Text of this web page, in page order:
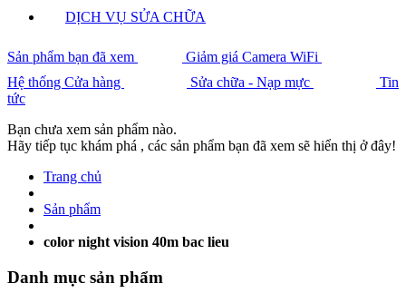
DỊCH VỤ SỬA CHỮA
Sản phẩm bạn đã xem
Giảm giá Camera WiFi
Hệ thống Cửa hàng
Sửa chữa - Nạp mực
Tin
tức
Bạn chưa xem sản phẩm nào.
Hãy tiếp tục khám phá , các sản phẩm bạn đã xem sẽ hiển thị ở đây!
Trang chủ
Sản phẩm
color night vision 40m bac lieu
Danh mục sản phẩm